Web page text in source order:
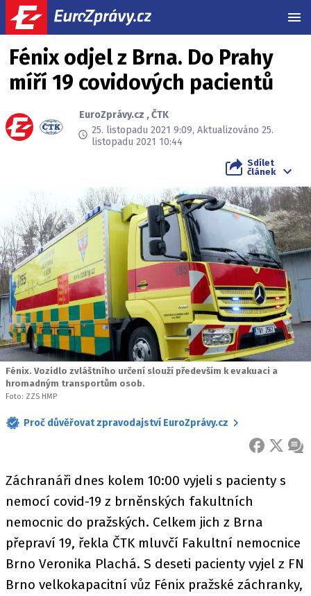
Fénix odjel z Brna. Do Prahy
míří 19 covidových pacientů
EuroZprávy.cz ,ČTK
25. listopadu 2021 9:09, Aktualizováno 25.
listopadu 2021 10:44
Sdílet
článek
Fénix. Vozidlo zvláštního určení slouží především k evakuaci a
hromadným transportům osob.
Foto: ZZS HMP
Proč důvěřovat zpravodajství EuroZprávy.cz
FACEBOOK
X
Záchranáři dnes kolem 10:00 vyjeli s pacienty s
nemocí covid-19 z brněnských fakultních
nemocnic do pražských. Celkem jich z Brna
přepraví 19, řekla ČTK mluvčí Fakultní nemocnice
Brno Veronika Plachá. S deseti pacienty vyjel z FN
Brno velkokapacitní vůz Fénix pražské záchranky,